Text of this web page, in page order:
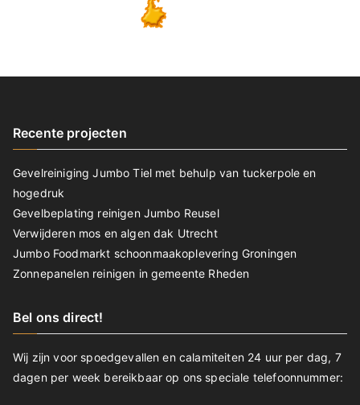
Recente projecten
Gevelreiniging Jumbo Tiel met behulp van tuckerpole en
hogedruk
Gevelbeplating reinigen Jumbo Reusel
Verwijderen mos en algen dak Utrecht
Jumbo Foodmarkt schoonmaakoplevering Groningen
Zonnepanelen reinigen in gemeente Rheden
Bel ons direct!
Wij zijn voor spoedgevallen en calamiteiten 24 uur per dag, 7
dagen per week bereikbaar op ons speciale telefoonnummer: